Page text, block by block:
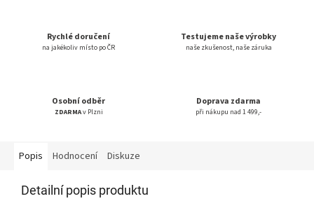
Rychlé doručení
na jakékoliv místo po ČR
Testujeme naše výrobky
naše zkušenost, naše záruka
Osobní odběr
ZDARMAv Plzni
Doprava zdarma
při nákupu nad 1 499,-
Popis Hodnocení Diskuze
Detailní popis produktu